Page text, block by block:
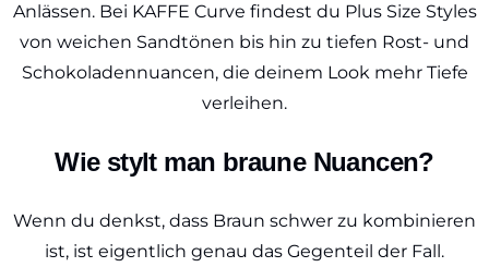
Anlässen. Bei KAFFE Curve findest du Plus Size Styles
von weichen Sandtönen bis hin zu tiefen Rost- und
Schokoladennuancen, die deinem Look mehr Tiefe
verleihen.
Wie stylt man braune Nuancen?
Wenn du denkst, dass Braun schwer zu kombinieren
ist, ist eigentlich genau das Gegenteil der Fall.